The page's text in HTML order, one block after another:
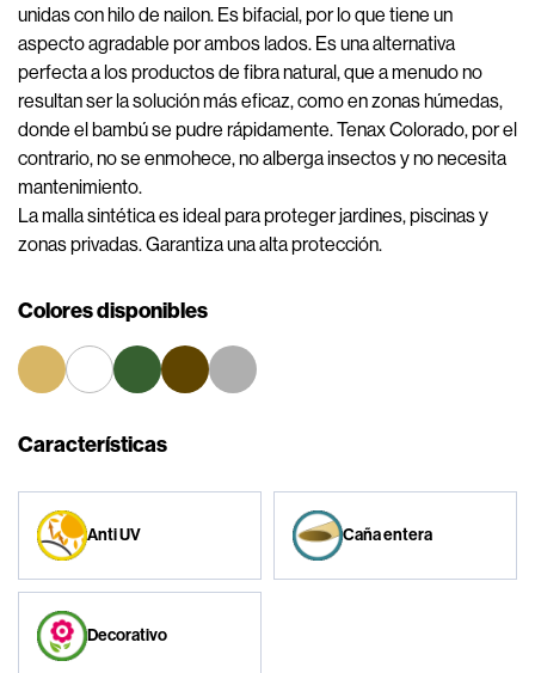
unidas con hilo de nailon. Es bifacial, por lo que tiene un
aspecto agradable por ambos lados. Es una alternativa
perfecta a los productos de fibra natural, que a menudo no
resultan ser la solución más eficaz, como en zonas húmedas,
donde el bambú se pudre rápidamente. Tenax Colorado, por el
contrario, no se enmohece, no alberga insectos y no necesita
mantenimiento.
La malla sintética es ideal para proteger jardines, piscinas y
zonas privadas. Garantiza una alta protección.
Colores disponibles
Características
Anti UV Caña entera
Decorativo